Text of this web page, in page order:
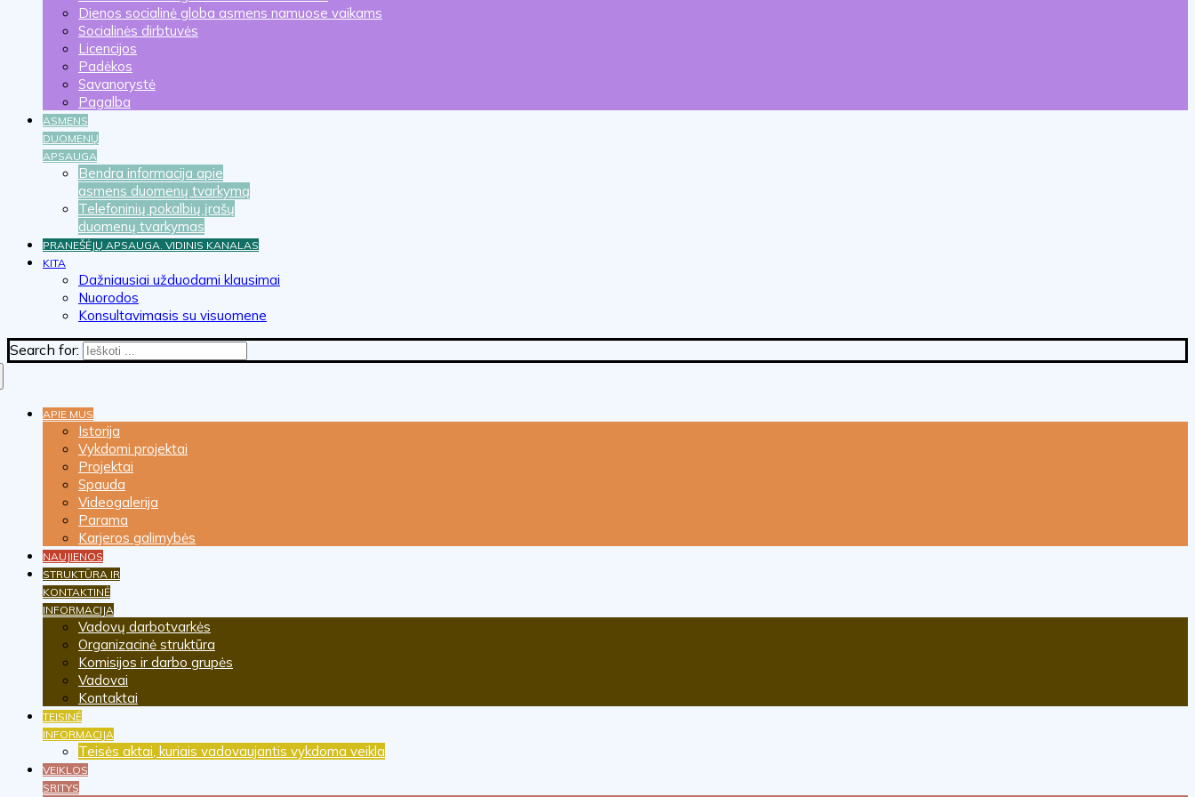
Dienos socialinė globa asmens namuose vaikams
Socialinės dirbtuvės
Licencijos
Padėkos
Savanorystė
Pagalba
ASMENS
DUOMENŲ
APSAUGA
Bendra informacija apie
asmens duomenų tvarkymą
Telefoninių pokalbių įrašų
duomenų tvarkymas
PRANEŠĖJŲ APSAUGA. VIDINIS KANALAS
KITA
Dažniausiai užduodami klausimai
Nuorodos
Konsultavimasis su visuomene
Search for:
APIE MUS
Istorija
Vykdomi projektai
Projektai
Spauda
Videogalerija
Parama
Karjeros galimybės
NAUJIENOS
STRUKTŪRA IR
KONTAKTINĖ
INFORMACIJA
Vadovų darbotvarkės
Organizacinė struktūra
Komisijos ir darbo grupės
Vadovai
Kontaktai
TEISINĖ
INFORMACIJA
Teisės aktai, kuriais vadovaujantis vykdoma veikla
VEIKLOS
SRITYS